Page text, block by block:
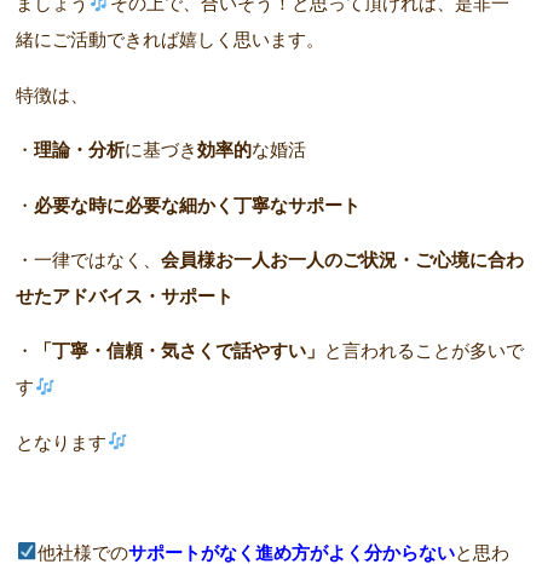
緒にご活動できれば嬉しく思います。
特徴は、
・理論・分析に基づき効率的な婚活
・ 必要な時に必要な細かく丁寧なサポート
・一律ではなく、会員様お一人お一人のご状況・ご心境に合わ
せたアドバイス・サポート
・ 「丁寧・信頼・気さくで話やすい」 と言われることが多いで
す
となります
他社様でのサポートがなく進め方がよく分からないと思わ